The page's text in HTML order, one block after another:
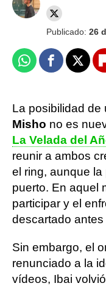
Publicado: 26
WhatsappFacebook
X
La posibilidad de
Misho no es
La Velada del
reunir a ambos
el ring, aunque
puerto. En aquel
participar y el
descartado
Sin embargo, el
renunciado a la
vídeos, Ibai